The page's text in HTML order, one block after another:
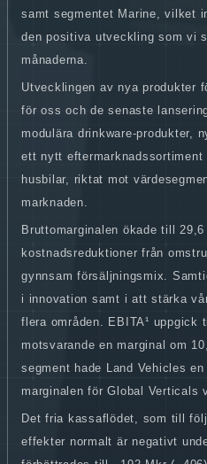
samt segmentet Marine, vilket
den positiva utveckling som vi
månaderna.
Utvecklingen av nya produkter
för oss och de senaste
modulära drinkware-produkter,
ett nytt eftermarknadssortiment
husbilar, riktat mot
marknaden.
Bruttomarginalen ökade till
kostnadsreduktioner från
gynnsam försäljningsmix.
i innovation samt i att stärka
flera områden. EBITA¹ uppgick
motsvarande en marginal om
segment hade Land Vehicles
marginalen för Global Verticals
Det fria kassaflödet, som till
effekter normalt är negativt